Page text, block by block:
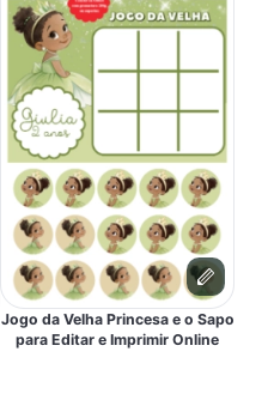
Jogo da Velha Princesa e o Sapo
para Editar e Imprimir Online